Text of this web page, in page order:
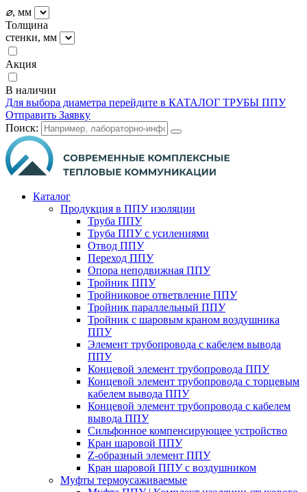
⌀, мм
Толщина
стенки, мм
Акция
В наличии
Для выбора диаметра перейдите в КАТАЛОГ ТРУБЫ ППУ
Отправить Заявку
Поиск:
Каталог
Продукция в ППУ изоляции
Труба ППУ
Труба ППУ с усилениями
Отвод ППУ
Переход ППУ
Опора неподвижная ППУ
Тройник ППУ
Тройниковое ответвление ППУ
Тройник параллельный ППУ
Тройник с шаровым краном воздушника
ППУ
Элемент трубопровода с кабелем вывода
ППУ
Концевой элемент трубопровода ППУ
Концевой элемент трубопровода с торцевым
кабелем вывода ППУ
Концевой элемент трубопровода с кабелем
вывода ППУ
Сильфонное компенсирующее устройство
Кран шаровой ППУ
Z-образный элемент ППУ
Кран шаровой ППУ с воздушником
Муфты термоусаживаемые